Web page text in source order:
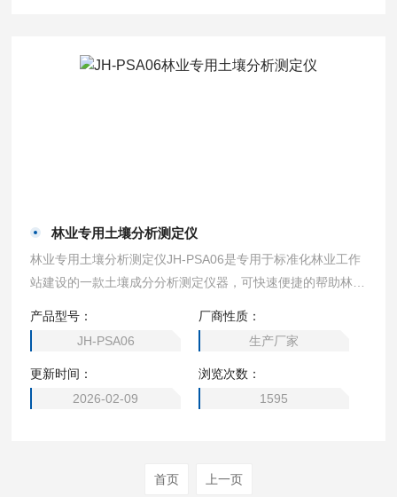
林业专用土壤分析测定仪
林业专用土壤分析测定仪JH-PSA06是专用于标准化林业工作
站建设的一款土壤成分分析测定仪器，可快速便捷的帮助林业
产品型号：
JH-PSA06
厂商性质：
生产厂家
更新时间：
2026-02-09
浏览次数：
1595
首页 上一页